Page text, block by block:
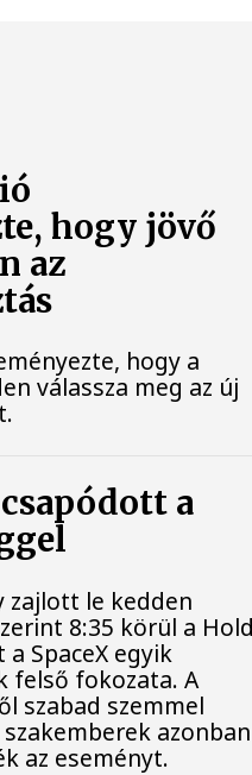
hogy jövő
az
hogy a
válassza meg az új
a
zajlott le kedden
8:35 körül a
SpaceX egyik
felső fokozata. A
szabad szemmel
azonban
az eseményt.